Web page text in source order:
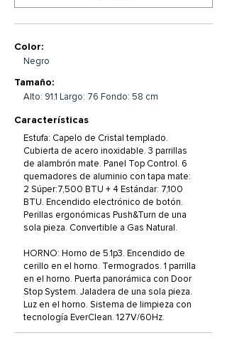
Color:
Negro
Tamaño:
Alto: 91.1 Largo: 76 Fondo: 58 cm
Características
Estufa: Capelo de Cristal templado.
Cubierta de acero inoxidable. 3 parrillas
de alambrón mate. Panel Top Control. 6
quemadores de aluminio con tapa mate:
2 Súper:7,500 BTU + 4 Estándar: 7,100
BTU. Encendido electrónico de botón.
Perillas ergonómicas Push&Turn de una
sola pieza. Convertible a Gas Natural.
HORNO: Horno de 5.1p3. Encendido de
cerillo en el horno. Termogrados. 1 parrilla
en el horno. Puerta panorámica con Door
Stop System. Jaladera de una sola pieza.
Luz en el horno. Sistema de limpieza con
tecnología EverClean. 127V/60Hz.